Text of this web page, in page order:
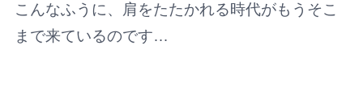
こんなふうに、肩をたたかれる時代がもうそこ
まで来ているのです…